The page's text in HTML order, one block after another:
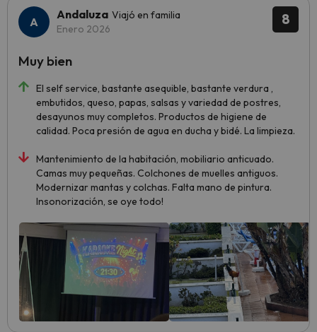
8
Andaluza Viajó en familia
Enero 2026
El self service, bastante asequible, bastante verdura ,
embutidos, queso, papas, salsas y variedad de postres,
desayunos muy completos. Productos de higiene de
calidad. Poca presión de agua en ducha y bidé. La limpieza.
Mantenimiento de la habitación, mobiliario anticuado.
Camas muy pequeñas. Colchones de muelles antiguos.
Modernizar mantas y colchas. Falta mano de pintura.
Insonorización, se oye todo!
Muy bien